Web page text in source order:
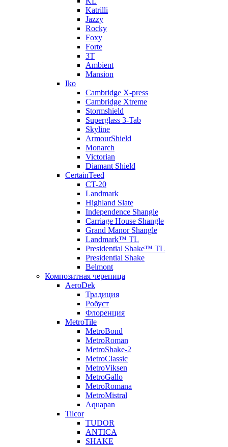
Katrilli
Jazzy
Rocky
Foxy
Forte
3T
Ambient
Mansion
Iko
Cambridge X-press
Cambridge Xtreme
Stormshield
Superglass 3-Tab
Skyline
ArmourShield
Monarch
Victorian
Diamant Shield
CertainTeed
CT-20
Landmark
Highland Slate
Independence Shangle
Carriage House Shangle
Grand Manor Shangle
Landmark™ TL
Presidential Shake™ TL
Presidential Shake
Belmont
Композитная черепица
AeroDek
Традиция
Робуст
Флоренция
MetroTile
MetroBond
MetroRoman
MetroShake-2
MetroClassic
MetroViksen
MetroGallo
MetroRomana
MetroMistral
Aquapan
Tilcor
TUDOR
ANTICA
SHAKE